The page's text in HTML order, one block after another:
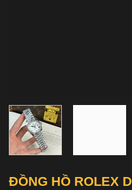
ĐỒNG HỒ ROLEX